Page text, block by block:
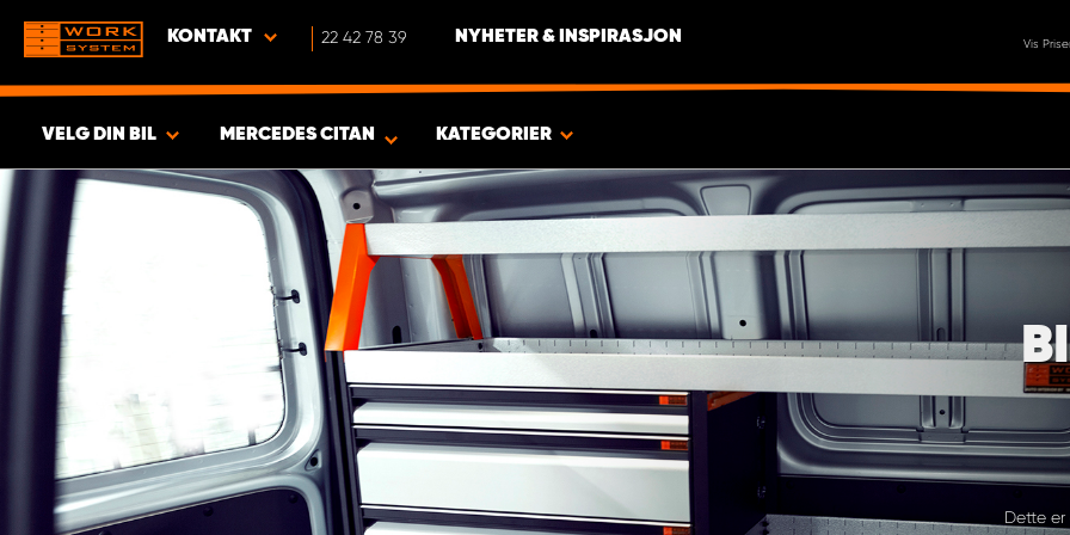
KONTAKT 22 42 78 39 NYHETER & INSPIRASJON Vis
VELG DIN BIL
VISA RESULTAT - 430 PRODUKTER
MERCEDES CITAN KATEGORIER
Dette